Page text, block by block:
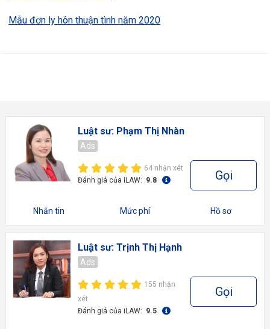
Mẫu đơn ly hôn thuận tình năm 2020
Luật sư: Phạm Thị Nhàn
Ads
64 nhận xét
Đánh giá của iLAW: 9.8 Gọi
Nhắn tin Mức phí Hồ sơ
Luật sư: Trịnh Thị Hạnh
Ads
155 nhận
xét
Đánh giá của iLAW: 9.5
Gọi